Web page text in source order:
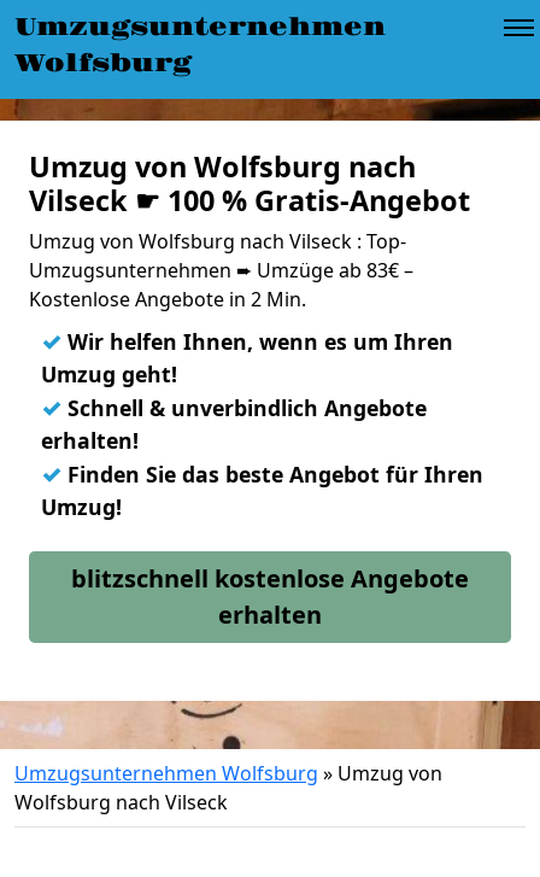
Umzugsunternehmen
Wolfsburg
Umzug von Wolfsburg nach
Vilseck ☛ 100 % Gratis-Angebot
Umzug von Wolfsburg nach Vilseck : Top-
Umzugsunternehmen ➨ Umzüge ab 83€ –
Kostenlose Angebote in 2 Min.
✓ Wir helfen Ihnen, wenn es um Ihren
Umzug geht!
✓ Schnell & unverbindlich Angebote
erhalten!
✓ Finden Sie das beste Angebot für Ihren
Umzug!
blitzschnell kostenlose Angebote
erhalten
Umzugsunternehmen Wolfsburg » Umzug von
Wolfsburg nach Vilseck